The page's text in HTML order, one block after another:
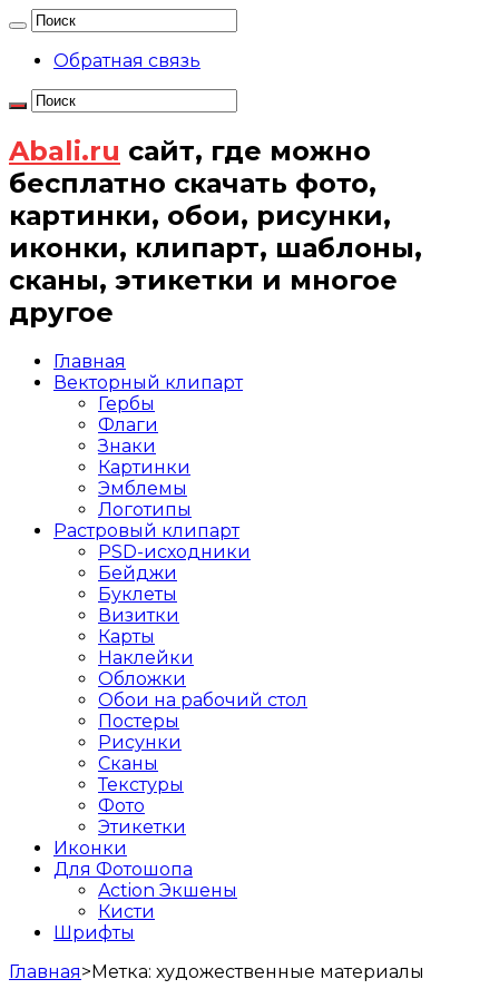
Обратная связь
Abali.ru сайт, где можно
бесплатно скачать фото,
картинки, обои, рисунки,
иконки, клипарт, шаблоны,
сканы, этикетки и многое
другое
Главная
Векторный клипарт
Гербы
Флаги
Знаки
Картинки
Эмблемы
Логотипы
Растровый клипарт
PSD-исходники
Бейджи
Буклеты
Визитки
Карты
Наклейки
Обложки
Обои на рабочий стол
Постеры
Рисунки
Сканы
Текстуры
Фото
Этикетки
Иконки
Для Фотошопа
Action Экшены
Кисти
Шрифты
Главная>Метка: художественные материалы